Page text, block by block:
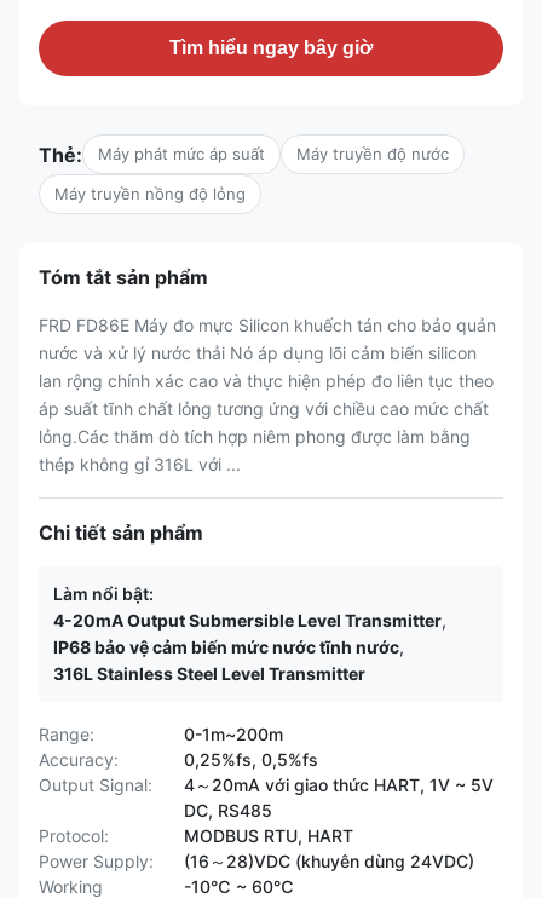
Tìm hiểu ngay bây giờ
Thẻ: Máy phát mức áp suất Máy truyền độ nước
Máy truyền nồng độ lỏng
Tóm tắt sản phẩm
FRD FD86E Máy đo mực Silicon khuếch tán cho bảo quản
nước và xử lý nước thải Nó áp dụng lõi cảm biến silicon
lan rộng chính xác cao và thực hiện phép đo liên tục theo
áp suất tĩnh chất lỏng tương ứng với chiều cao mức chất
lỏng.Các thăm dò tích hợp niêm phong được làm bằng
thép không gỉ 316L với ...
Chi tiết sản phẩm
Làm nổi bật:
4-20mA Output Submersible Level Transmitter,
IP68 bảo vệ cảm biến mức nước tĩnh nước,
316L Stainless Steel Level Transmitter
Range:
0-1m~200m
Accuracy:
0,25%fs, 0,5%fs
Output Signal:
4～20mA với giao thức HART, 1V ~ 5V
DC, RS485
Protocol:
MODBUS RTU, HART
Power Supply:
(16～28)VDC (khuyên dùng 24VDC)
Working
-10℃ ~ 60℃